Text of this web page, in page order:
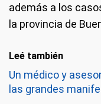
además a los
la provincia de
Leé también
Un médico y
las grandes